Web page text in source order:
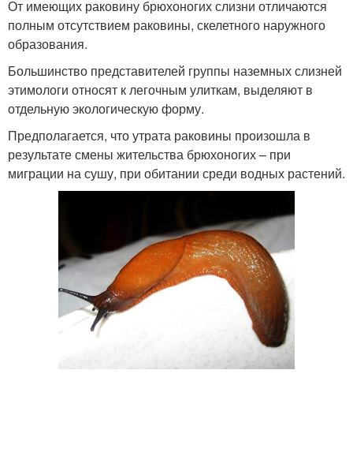
От имеющих раковину брюхоногих слизни отличаются
полным отсутствием раковины, скелетного наружного
образования.
Большинство представителей группы наземных слизней
этимологи относят к легочным улиткам, выделяют в
отдельную экологическую форму.
Предполагается, что утрата раковины произошла в
результате смены жительства брюхоногих – при
миграции на сушу, при обитании среди водных растений.